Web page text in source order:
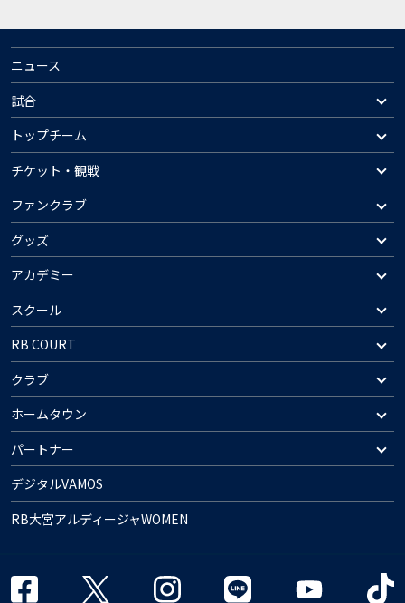
ニュース
試合
トップチーム
チケット・観戦
ファンクラブ
グッズ
アカデミー
スクール
RB COURT
クラブ
ホームタウン
パートナー
デジタルVAMOS
RB大宮アルディージャWOMEN